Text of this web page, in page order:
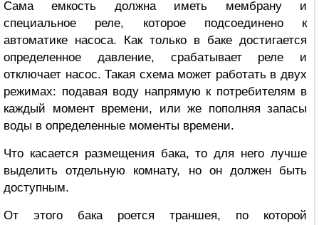
Сама емкость должна иметь мембрану и
специальное реле, которое подсоединено к
автоматике насоса. Как только в баке достигается
определенное давление, срабатывает реле и
отключает насос. Такая схема может работать в двух
режимах: подавая воду напрямую к потребителям в
каждый момент времени, или же пополняя запасы
воды в определенные моменты времени.
Что касается размещения бака, то для него лучше
выделить отдельную комнату, но он должен быть
доступным.
От этого бака роется траншея, по которой